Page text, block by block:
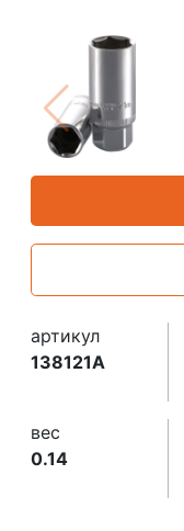
артикул
138121A
вес
0.14